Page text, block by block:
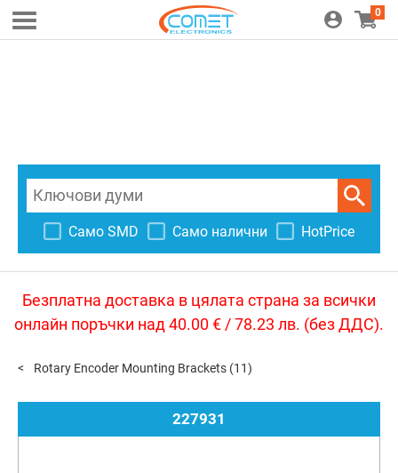
0
Само SMD Само налични HotPrice
Безплатна доставка в цялата страна за всички
онлайн поръчки над 40.00 € / 78.23 лв. (без ДДС).
Rotary Encoder Mounting Brackets (11)
227931